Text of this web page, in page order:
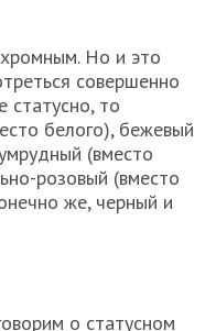
Но и это
совершенно
статусно, то
белого), бежевый
(вместо
розовый (вместо
же, черный и
о статусном